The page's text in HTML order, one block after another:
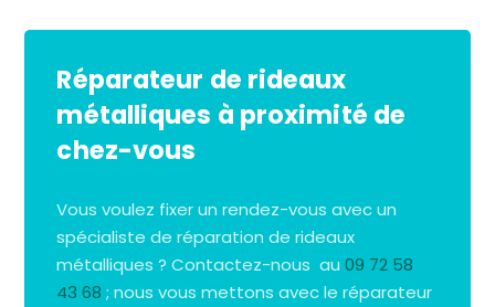
Réparateur de rideaux
métalliques à proximité de
chez-vous
Vous voulez fixer un rendez-vous avec un
spécialiste de réparation de rideaux
métalliques ? Contactez-nous au09 72 58
43 68 ; nous vous mettons avec le réparateur